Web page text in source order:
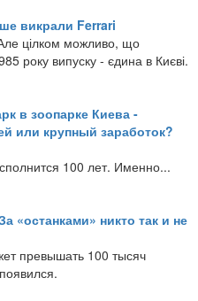
викрали Ferrari
цілком можливо, що
року випуску - єдина в Києві.
в зоопарке Киева -
или крупный заработок?
100 лет. Именно...
«останками» никто так и не
превышать 100 тысяч